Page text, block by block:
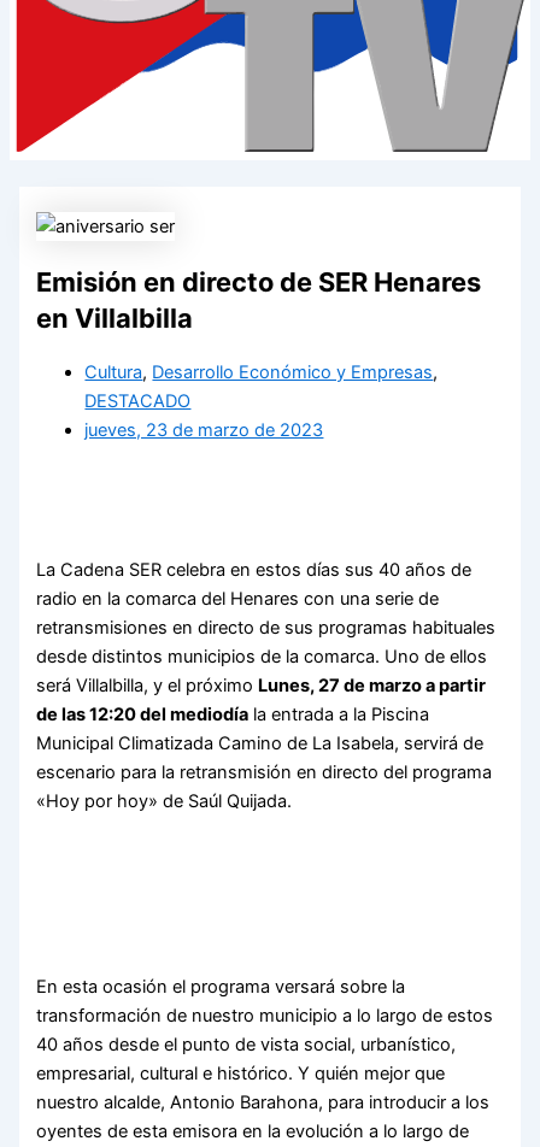
Emisión en directo de SER Henares
en Villalbilla
Cultura, Desarrollo Económico y Empresas,
DESTACADO
jueves, 23 de marzo de 2023
La Cadena SER celebra en estos días sus 40 años de
radio en la comarca del Henares con una serie de
retransmisiones en directo de sus programas habituales
desde distintos municipios de la comarca. Uno de ellos
será Villalbilla, y el próximo Lunes, 27 de marzo a partir
de las 12:20 del mediodía la entrada a la Piscina
Municipal Climatizada Camino de La Isabela, servirá de
escenario para la retransmisión en directo del programa
«Hoy por hoy» de Saúl Quijada.
En esta ocasión el programa versará sobre la
transformación de nuestro municipio a lo largo de estos
40 años desde el punto de vista social, urbanístico,
empresarial, cultural e histórico. Y quién mejor que
nuestro alcalde, Antonio Barahona, para introducir a los
oyentes de esta emisora en la evolución a lo largo de